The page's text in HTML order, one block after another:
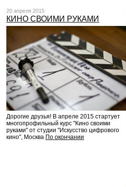
20 апреля 2015
КИНО СВОИМИ РУКАМИ
Дорогие друзья! В апреле 2015 стартует
многопрофильный курс "Кино своими
руками" от студии "Искусство цифрового
кино", Москва По окончании